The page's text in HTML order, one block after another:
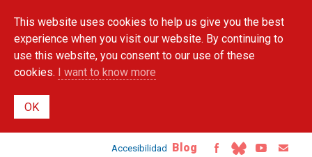
main
content
This website uses cookies to help us give you the best
experience when you visit our website. By continuing to
use this website, you consent to our use of these
cookies. I want to know more
Accesibilidad Blog